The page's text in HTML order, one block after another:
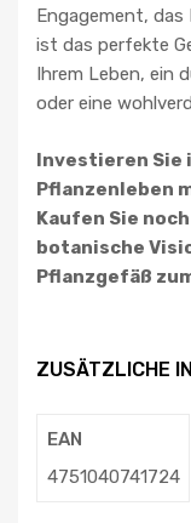
Engagement, das
ist das perfekte
Ihrem Leben, ein
oder eine
Investieren Sie
Pflanzenleben
Kaufen Sie
botanische
Pflanzgefäß
ZUSÄTZLICHE
EAN
4751040741724